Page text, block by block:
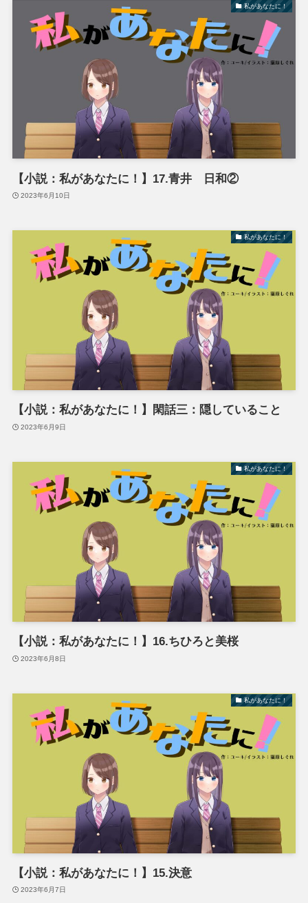
私があなたに！
【小説：私があなたに！】17.青井 日和②
2023年6月10日
私があなたに！
【小説：私があなたに！】閑話三：隠していること
2023年6月9日
私があなたに！
【小説：私があなたに！】16.ちひろと美桜
2023年6月8日
私があなたに！
【小説：私があなたに！】15.決意
2023年6月7日